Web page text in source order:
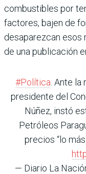
combustibles por
factores, bajen de
desaparezcan esos
de una publicación
#Política . Ante
presidente del
Núñez, instó
Petróleos
precios “lo
— Diario La